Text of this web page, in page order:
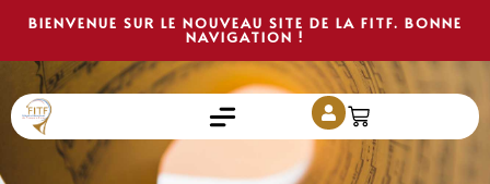
BIENVENUE SUR LE NOUVEAU SITE DE LA FITF. BONNE
NAVIGATION !